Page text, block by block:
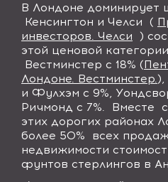
В Лондоне доминирует
Кенсингтон и Челси (
инвесторов. Челси )
этой ценовой
Вестминстер с 18% (
Лондоне. Вестминстер.
и Фулхэм с 9%,
Ричмонд с 7%. Вместе
этих дорогих районах
более 50% всех
недвижимости
фунтов стерлингов в